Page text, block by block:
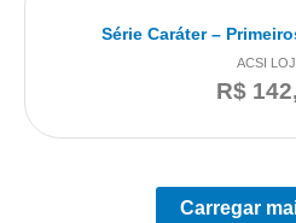
Série Caráter –
ACSI
R$
Carregar